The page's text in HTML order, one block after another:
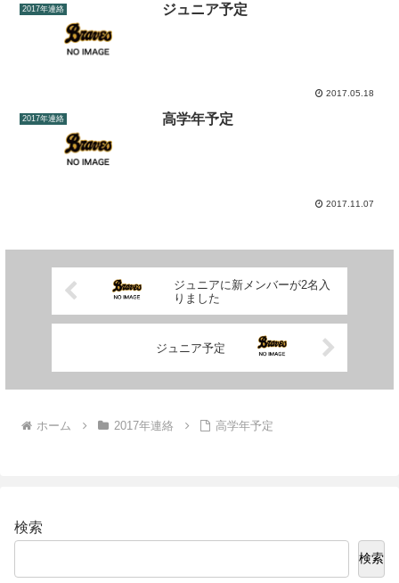
2017年連絡 ジュニア予定
2017.05.18
2017年連絡 高学年予定
2017.11.07
ジュニアに新メンバーが2名入
りました
ジュニア予定
ホーム 2017年連絡 高学年予定
検索
検索